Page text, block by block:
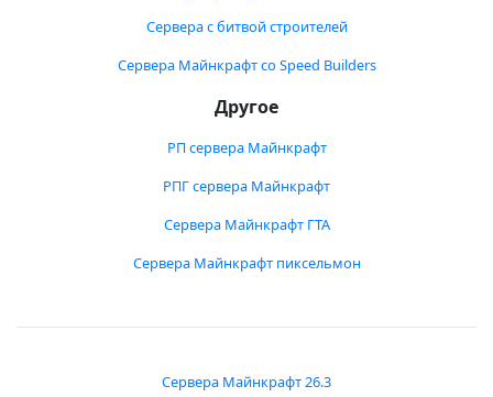
Сервера с битвой строителей
Сервера Майнкрафт со Speed Builders
Другое
РП сервера Майнкрафт
РПГ сервера Майнкрафт
Сервера Майнкрафт ГТА
Сервера Майнкрафт пиксельмон
Сервера Майнкрафт 26.3